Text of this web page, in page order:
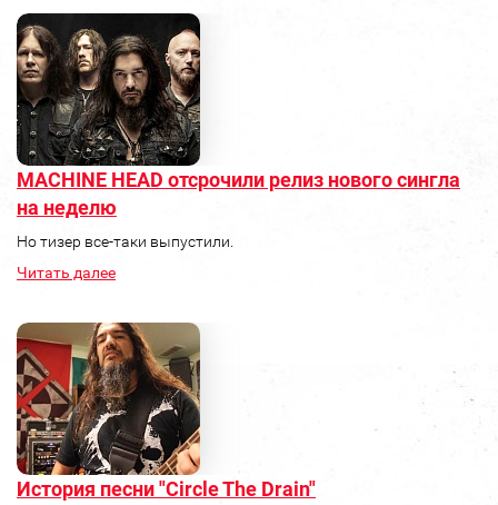
MACHINE HEAD отсрочили релиз нового сингла
на неделю
Но тизер все-таки выпустили.
Читать далее
История песни "Circle The Drain"